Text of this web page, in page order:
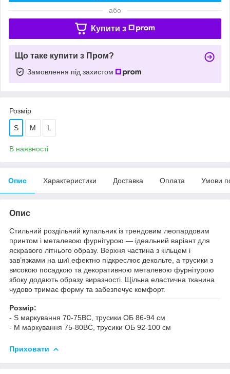
або
Купити з
Що таке купити з Пром?
Замовлення під захистом
Розмір
S M L
В наявності
Опис Характеристики Доставка Оплата Умови
Опис
Стильний роздільний купальник із трендовим леопардовим
принтом і металевою фурнітурою — ідеальний варіант для
яскравого літнього образу. Верхня частина з кільцем і
зав’язками на шиї ефектно підкреслює декольте, а трусики з
високою посадкою та декоративною металевою фурнітурою
збоку додають образу виразності. Щільна еластична тканина
чудово тримає форму та забезпечує комфорт.
Розмір:
- S маркування 70-75ВС, трусики ОБ 86-94 см
- M маркування 75-80ВС, трусики ОБ 92-100 см
Приховати